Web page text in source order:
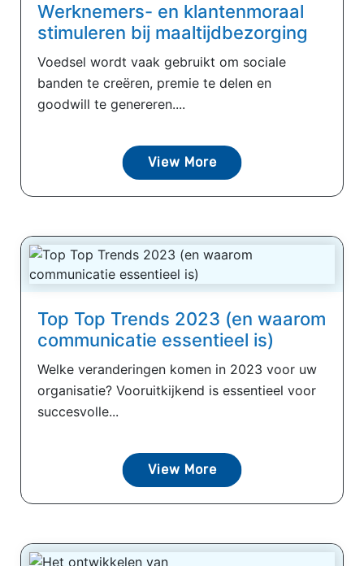
Werknemers- en klantenmoraal
stimuleren bij maaltijdbezorging
Voedsel wordt vaak gebruikt om sociale
banden te creëren, premie te delen en
goodwill te genereren....
View More
Top Top Trends 2023 (en waarom
communicatie essentieel is)
Welke veranderingen komen in 2023 voor uw
organisatie? Vooruitkijkend is essentieel voor
succesvolle...
View More